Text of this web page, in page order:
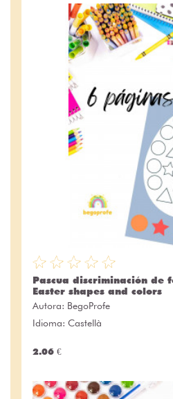
Pascua discriminación de
Easter shapes and colors
Autora: BegoProfe
Idioma: Castellà
2.06 €